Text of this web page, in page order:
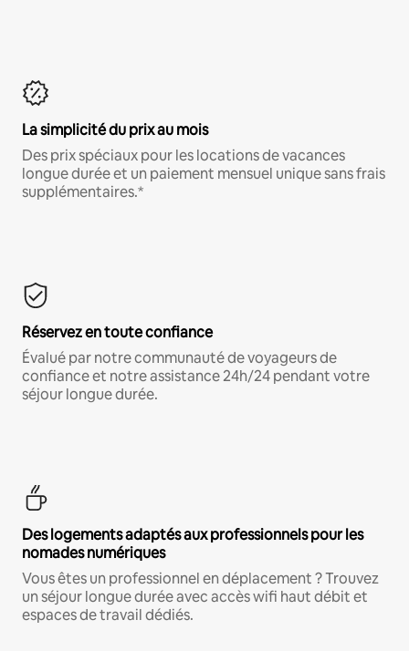
La simplicité du prix au mois
Des prix spéciaux pour les locations de vacances
longue durée et un paiement mensuel unique sans frais
supplémentaires.*
Réservez en toute confiance
Évalué par notre communauté de voyageurs de
confiance et notre assistance 24h/24 pendant votre
séjour longue durée.
Des logements adaptés aux professionnels pour les
nomades numériques
Vous êtes un professionnel en déplacement ? Trouvez
un séjour longue durée avec accès wifi haut débit et
espaces de travail dédiés.